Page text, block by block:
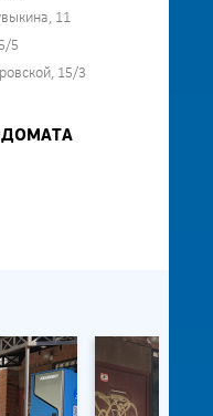
11
5
15/3